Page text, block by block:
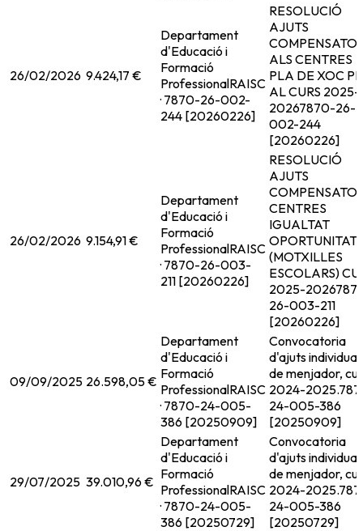
26/02/2026 9.424,17 €
Departament
d'Educació i
Formació
ProfessionalRAISC
· 7870-26-002-
244 [20260226]
RESOLUCIÓ
AJUTS
ALS CENTRES
PLA DE XOC
AL CURS 2025-
20267870-26-
002-244
[20260226]
26/02/2026 9.154,91 €
Departament
d'Educació i
Formació
ProfessionalRAISC
· 7870-26-003-
211 [20260226]
RESOLUCIÓ
AJUTS
CENTRES
IGUALTAT
OPORTUNITATS
(MOTXILLES
ESCOLARS)
2025-2026
26-003-211
[20260226]
09/09/2025 26.598,05 €
Departament
d'Educació i
Formació
ProfessionalRAISC
· 7870-24-005-
386 [20250909]
Convocatoria
d'ajuts
de menjador,
2024-2025.
24-005-386
[20250909]
29/07/2025 39.010,96 €
Departament
d'Educació i
Formació
ProfessionalRAISC
· 7870-24-005-
386 [20250729]
Convocatoria
d'ajuts
de menjador,
2024-2025.
24-005-386
[20250729]